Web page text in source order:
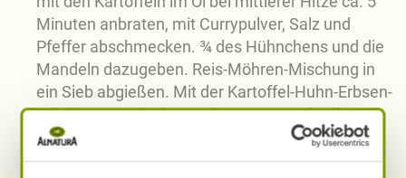
Minuten anbraten, mit Currypulver, Salz und
Pfeffer abschmecken. ¾ des Hühnchens und die
Mandeln dazugeben. Reis-Möhren-Mischung in
ein Sieb abgießen. Mit der Kartoffel-Huhn-Erbsen-
Mischung sowie der Joghurtsauce auf Tellern
anrichten und servieren.